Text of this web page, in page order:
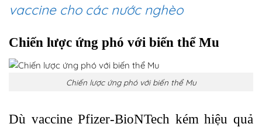
vaccine cho các nước nghèo
Chiến lược ứng phó với biến thể Mu
Chiến lược ứng phó với biến thể Mu
Dù vaccine Pfizer-BioNTech kém hiệu quả